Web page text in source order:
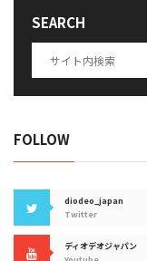
SEARCH
FOLLOW
diodeo_japan
Twitter
ディオデオジャパン